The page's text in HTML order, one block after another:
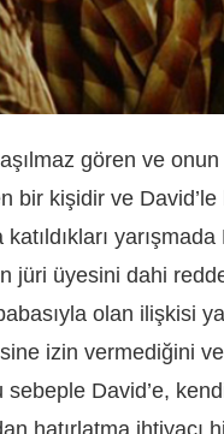
gören ve
bir kişidir ve
jüri üyesini dahi
olan ilişkisi
izin vermediğini
sebeple David’e,